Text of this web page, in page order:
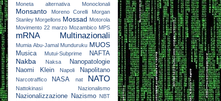
Moneta alternativa Monoclonali
Monsanto Moreno Corelli
Morgan
Stanley Morgellons Mossad Motorola
Movimento 22 marzo Mozambico MPS
mRNA Multinazionali
Mumia Abu-Jamal Munduruku MUOS
Musica Mutui-Subprime NAFTA
Nakba Naksa
Nanopatologie
Naomi Klein
Napoli Napolitano
Narcotraffico NASA nat NATO
Nattokinasi Nazionalismo
Nazionalizzazione Nazismo
NBT